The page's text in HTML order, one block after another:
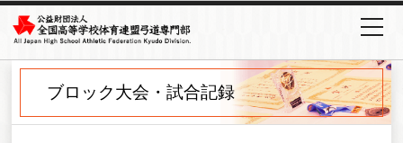
ブロック大会・試合記録